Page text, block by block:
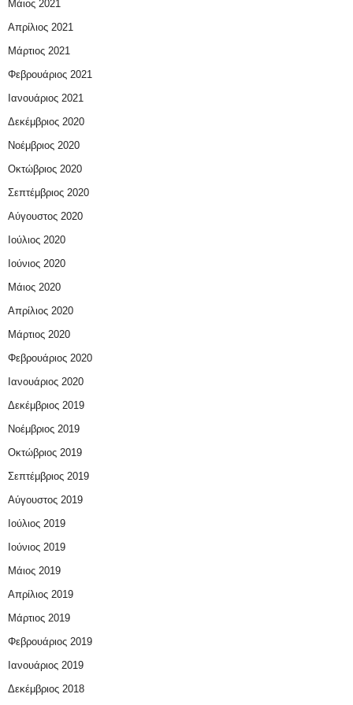
Μάιος 2021
Απρίλιος 2021
Μάρτιος 2021
Φεβρουάριος 2021
Ιανουάριος 2021
Δεκέμβριος 2020
Νοέμβριος 2020
Οκτώβριος 2020
Σεπτέμβριος 2020
Αύγουστος 2020
Ιούλιος 2020
Ιούνιος 2020
Μάιος 2020
Απρίλιος 2020
Μάρτιος 2020
Φεβρουάριος 2020
Ιανουάριος 2020
Δεκέμβριος 2019
Νοέμβριος 2019
Οκτώβριος 2019
Σεπτέμβριος 2019
Αύγουστος 2019
Ιούλιος 2019
Ιούνιος 2019
Μάιος 2019
Απρίλιος 2019
Μάρτιος 2019
Φεβρουάριος 2019
Ιανουάριος 2019
Δεκέμβριος 2018